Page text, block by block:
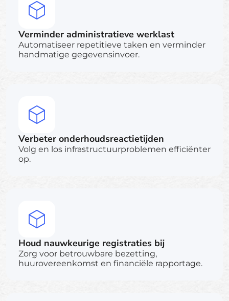
Verminder administratieve werklast
Automatiseer repetitieve taken en verminder
handmatige gegevensinvoer.
Verbeter onderhoudsreactietijden
Volg en los infrastructuurproblemen efficiënter
op.
Houd nauwkeurige registraties bij
Zorg voor betrouwbare bezetting,
huurovereenkomst en financiële rapportage.